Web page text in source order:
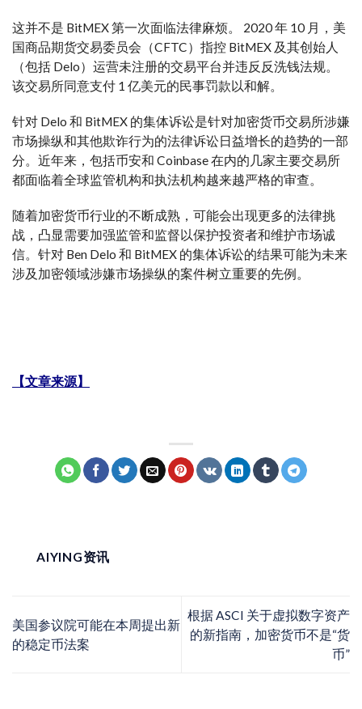
这并不是 BitMEX 第一次面临法律麻烦。 2020 年 10 月，美
国商品期货交易委员会（CFTC）指控 BitMEX 及其创始人
（包括 Delo）运营未注册的交易平台并违反反洗钱法规。
该交易所同意支付 1 亿美元的民事罚款以和解。
针对 Delo 和 BitMEX 的集体诉讼是针对加密货币交易所涉嫌
市场操纵和其他欺诈行为的法律诉讼日益增长的趋势的一部
分。近年来，包括币安和 Coinbase 在内的几家主要交易所
都面临着全球监管机构和执法机构越来越严格的审查。
随着加密货币行业的不断成熟，可能会出现更多的法律挑
战，凸显需要加强监管和监督以保护投资者和维护市场诚
信。针对 Ben Delo 和 BitMEX 的集体诉讼的结果可能为未来
涉及加密领域涉嫌市场操纵的案件树立重要的先例。
【文章来源】
AIYING资讯
美国参议院可能在本周提出新
的稳定币法案
根据 ASCI 关于虚拟数字资产
的新指南，加密货币不是“货
币”